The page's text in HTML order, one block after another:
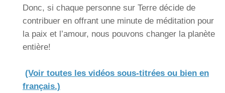
Donc, si chaque personne sur Terre décide de
contribuer en offrant une minute de méditation pour
la paix et l’amour, nous pouvons changer la planète
entière!
(Voir toutes les vidéos sous-titrées ou bien en
français.)